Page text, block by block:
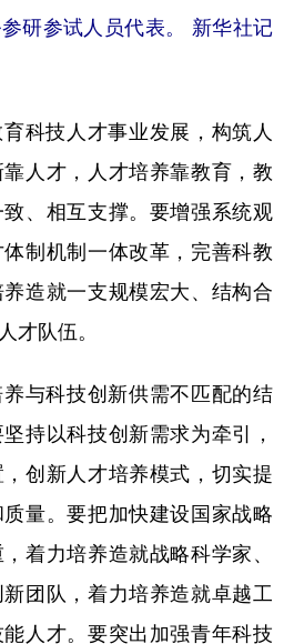
研参试人员代表。 新华社记
技人才事业发展，构筑人
人才，人才培养靠教育，教
、相互支撑。要增强系统观
制机制一体改革，完善科教
造就一支规模宏大、结构合
才队伍。
科技创新供需不匹配的结
持以科技创新需求为牵引，
创新人才培养模式，切实提
量。要把加快建设国家战略
着力培养造就战略科学家、
团队，着力培养造就卓越工
人才。要突出加强青年科技